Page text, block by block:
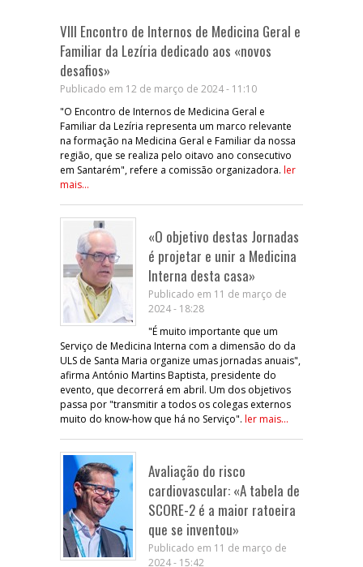
VIII Encontro de Internos de Medicina Geral e
Familiar da Lezíria dedicado aos «novos
desafios»
Publicado em 12 de março de 2024 - 11:10
"O Encontro de Internos de Medicina Geral e
Familiar da Lezíria representa um marco relevante
na formação na Medicina Geral e Familiar da nossa
região, que se realiza pelo oitavo ano consecutivo
em Santarém", refere a comissão organizadora. ler
mais...
«O objetivo destas Jornadas
é projetar e unir a Medicina
Interna desta casa»
Publicado em 11 de março de
2024 - 18:28
"É muito importante que um
Serviço de Medicina Interna com a dimensão do da
ULS de Santa Maria organize umas jornadas anuais",
afirma António Martins Baptista, presidente do
evento, que decorrerá em abril. Um dos objetivos
passa por "transmitir a todos os colegas externos
muito do know-how que há no Serviço". ler mais...
Avaliação do risco
cardiovascular: «A tabela de
SCORE-2 é a maior ratoeira
que se inventou»
Publicado em 11 de março de
2024 - 15:42